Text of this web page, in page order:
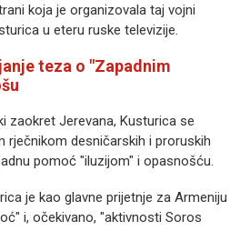
koja je organizovala taj vojni
u eteru ruske televizije.
teza o "Zapadnim
zaokret Jerevana, Kusturica se
rječnikom desničarskih i proruskih
pomoć "iluzijom" i opasnošću.
je kao glavne prijetnje za Armeniju
i, očekivano, "aktivnosti Soros